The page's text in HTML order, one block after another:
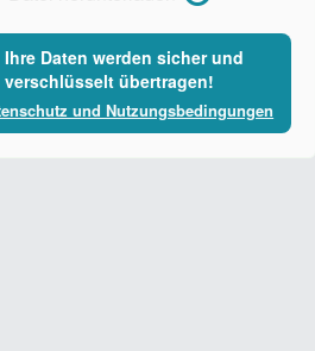
Ihre Daten werden sicher und
verschlüsselt übertragen!
und Nutzungsbedingungen